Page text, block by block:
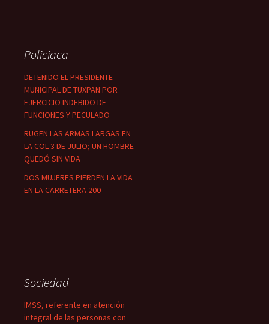
Policiaca
DETENIDO EL PRESIDENTE
MUNICIPAL DE TUXPAN POR
EJERCICIO INDEBIDO DE
FUNCIONES Y PECULADO
RUGEN LAS ARMAS LARGAS EN
LA COL 3 DE JULIO; UN HOMBRE
QUEDÓ SIN VIDA
DOS MUJERES PIERDEN LA VIDA
EN LA CARRETERA 200
Sociedad
IMSS, referente en atención
integral de las personas con